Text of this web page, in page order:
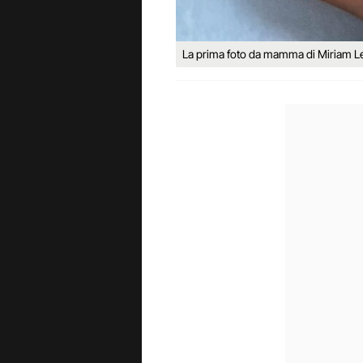
La prima foto da mamma di Miriam